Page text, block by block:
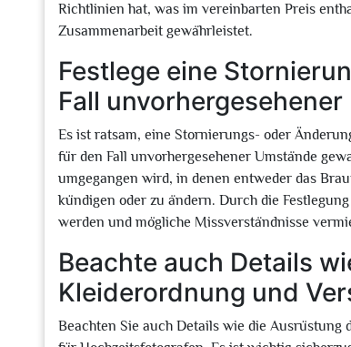
Richtlinien hat, was im vereinbarten Preis
Zusammenarbeit gewährleistet.
Festlege eine
Fall
Es ist ratsam, eine Stornierungs- oder
für den Fall unvorhergesehener Umstände
umgegangen wird, in denen entweder das
kündigen oder zu ändern. Durch die
werden und mögliche Missverständnisse
Beachte auch Details
Kleiderordnung und
Beachten Sie auch Details wie die Ausrüstung